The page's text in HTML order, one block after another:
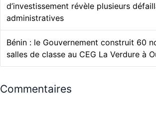
d’investissement révèle plusieurs
administratives
Bénin : le Gouvernement construit 60
salles de classe au CEG La Verdure à
Commentaires